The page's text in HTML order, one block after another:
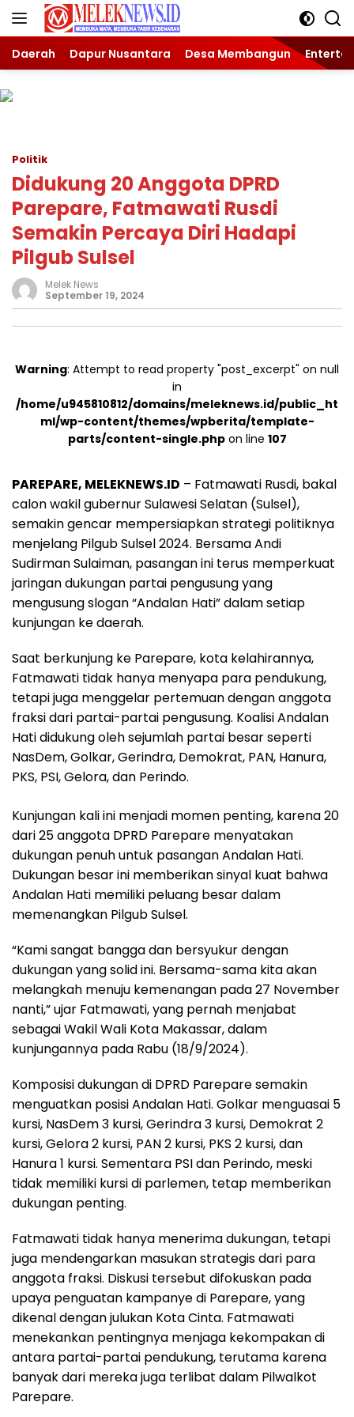
Langsung
Daerah Dapur Nusantara Desa Membangun
Politik
Didukung 20 Anggota DPRD
Parepare, Fatmawati Rusdi
Semakin Percaya Diri Hadapi
Pilgub Sulsel
Melek News
September 19, 2024
Warning: Attempt to read property "post_excerpt" on null
in
/home/u945810812/domains/meleknews.id/public_ht
ml/wp-content/themes/wpberita/template-
parts/content-single.phpon line 107
PAREPARE, MELEKNEWS.ID – Fatmawati Rusdi, bakal
calon wakil gubernur Sulawesi Selatan (Sulsel),
semakin gencar mempersiapkan strategi politiknya
menjelang Pilgub Sulsel 2024. Bersama Andi
Sudirman Sulaiman, pasangan ini terus memperkuat
jaringan dukungan partai pengusung yang
mengusung slogan “Andalan Hati” dalam setiap
kunjungan ke daerah.
Saat berkunjung ke Parepare, kota kelahirannya,
Fatmawati tidak hanya menyapa para pendukung,
tetapi juga menggelar pertemuan dengan anggota
fraksi dari partai-partai pengusung. Koalisi Andalan
Hati didukung oleh sejumlah partai besar seperti
NasDem, Golkar, Gerindra, Demokrat, PAN, Hanura,
PKS, PSI, Gelora, dan Perindo.
Kunjungan kali ini menjadi momen penting, karena 20
dari 25 anggota DPRD Parepare menyatakan
dukungan penuh untuk pasangan Andalan Hati.
Dukungan besar ini memberikan sinyal kuat bahwa
Andalan Hati memiliki peluang besar dalam
memenangkan Pilgub Sulsel.
“Kami sangat bangga dan bersyukur dengan
dukungan yang solid ini. Bersama-sama kita akan
melangkah menuju kemenangan pada 27 November
nanti,” ujar Fatmawati, yang pernah menjabat
sebagai Wakil Wali Kota Makassar, dalam
kunjungannya pada Rabu (18/9/2024).
Komposisi dukungan di DPRD Parepare semakin
menguatkan posisi Andalan Hati. Golkar menguasai 5
kursi, NasDem 3 kursi, Gerindra 3 kursi, Demokrat 2
kursi, Gelora 2 kursi, PAN 2 kursi, PKS 2 kursi, dan
Hanura 1 kursi. Sementara PSI dan Perindo, meski
tidak memiliki kursi di parlemen, tetap memberikan
dukungan penting.
Fatmawati tidak hanya menerima dukungan, tetapi
juga mendengarkan masukan strategis dari para
anggota fraksi. Diskusi tersebut difokuskan pada
upaya penguatan kampanye di Parepare, yang
dikenal dengan julukan Kota Cinta. Fatmawati
menekankan pentingnya menjaga kekompakan di
antara partai-partai pendukung, terutama karena
banyak dari mereka juga terlibat dalam Pilwalkot
Parepare.